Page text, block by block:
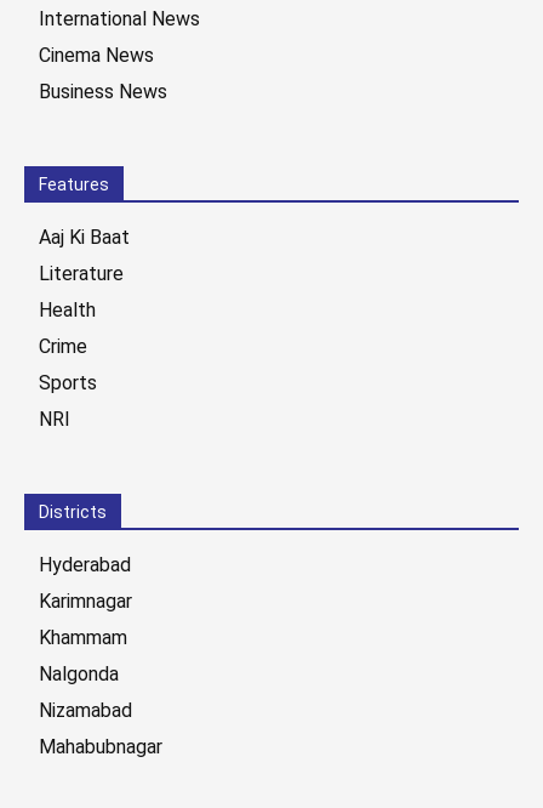
International News
Cinema News
Business News
Features
Aaj Ki Baat
Literature
Health
Crime
Sports
NRI
Districts
Hyderabad
Karimnagar
Khammam
Nalgonda
Nizamabad
Mahabubnagar